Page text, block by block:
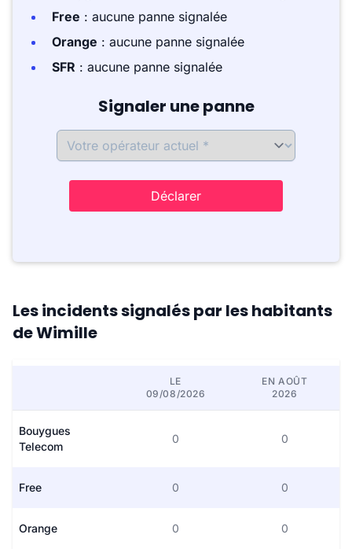
Free : aucune panne signalée
Orange : aucune panne signalée
SFR : aucune panne signalée
Signaler une panne
Déclarer
Les incidents signalés par les habitants
de Wimille
LE
09/08/2026
EN AOÛT
2026
Bouygues
Telecom
0 0
Free 0 0
Orange 0 0